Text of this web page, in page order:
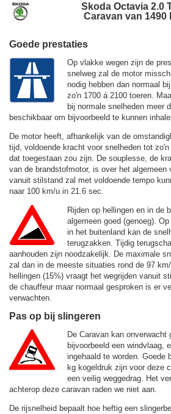
Skoda Octavia 2.0
Caravan van 1490
Goede prestaties
Op vlakke wegen zijn de
snelweg zal de motor
nodig hebben dan normaal
zo'n 1700 á 2100 toeren.
bij normale snelheden meer
beschikbaar om bijvoorbeeld te kunnen
De motor heeft, afhankelijk van de
tijd, voldoende kracht voor snelheden tot zo'n
dat toegestaan zou zijn. De souplesse, de
van de brandstofmotor, is over het algemeen
vanuit stilstand zal met voldoende tempo
naar 100 km/u in 21.6 sec.
Rijden op hellingen en in de
algemeen goed (genoeg).
in het buitenland kan de
terugzakken. Tijdig
aanhouden zijn noodzakelijk. De maximale
zal dan in de meeste situaties rond de 97
hellingen (15%) vraagt het wegrijden vanuit
de chauffeur maar normaal gesproken is er
verwachten.
Pas op bij slingeren
De Caravan kan onverwacht
bijvoorbeeld een windvlaag,
ingehaald te worden. Goede
kg kogeldruk zijn voor deze
een veilig weggedrag. Het
achterop deze caravan raden we niet aan.
De rijsnelheid bepaalt hoe heftig een